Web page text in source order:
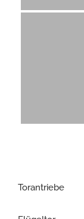
Torantriebe